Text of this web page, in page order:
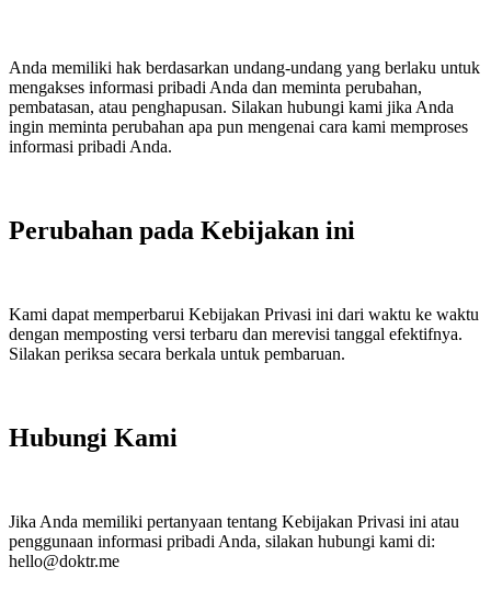
Anda memiliki hak berdasarkan undang-undang yang berlaku untuk
mengakses informasi pribadi Anda dan meminta perubahan,
pembatasan, atau penghapusan. Silakan hubungi kami jika Anda
ingin meminta perubahan apa pun mengenai cara kami memproses
informasi pribadi Anda.
Perubahan pada Kebijakan ini
Kami dapat memperbarui Kebijakan Privasi ini dari waktu ke waktu
dengan memposting versi terbaru dan merevisi tanggal efektifnya.
Silakan periksa secara berkala untuk pembaruan.
Hubungi Kami
Jika Anda memiliki pertanyaan tentang Kebijakan Privasi ini atau
penggunaan informasi pribadi Anda, silakan hubungi kami di:
hello@doktr.me